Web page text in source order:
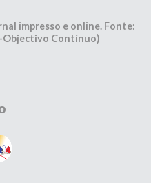
impresso e online. Fonte:
Objectivo Contínuo)